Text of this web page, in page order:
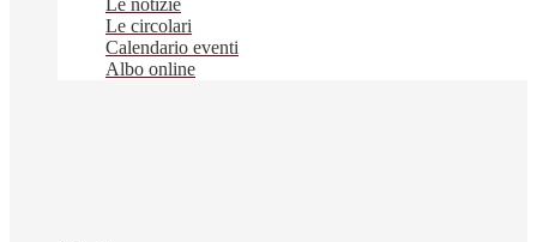
Le notizie
Le circolari
Calendario eventi
Albo online